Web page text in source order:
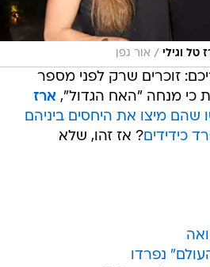
טל וגילי / אור גפן
זוכרים שרק לפני מספר
כי מנחה "האח הגדול", ארז
שהם מיצו את היחסים ביניהם
כידידים? אז זהו, שלא
נפרדו